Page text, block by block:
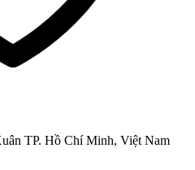
TP. Hồ Chí Minh, Việt Nam